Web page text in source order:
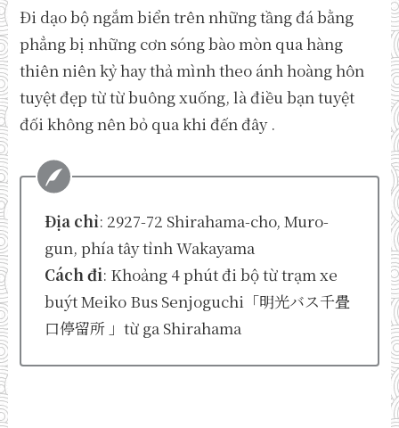
Đi dạo bộ ngắm biển trên những tầng đá bằng
phẳng bị những cơn sóng bào mòn qua hàng
thiên niên kỷ hay thả mình theo ánh hoàng hôn
tuyệt đẹp từ từ buông xuống, là điều bạn tuyệt
đối không nên bỏ qua khi đến đây .
Địa chỉ: 2927-72 Shirahama-cho, Muro-
gun, phía tây tỉnh Wakayama
Cách đi: Khoảng 4 phút đi bộ từ trạm xe
buýt Meiko Bus Senjoguchi「明光バス千畳
口停留所 」từ ga Shirahama